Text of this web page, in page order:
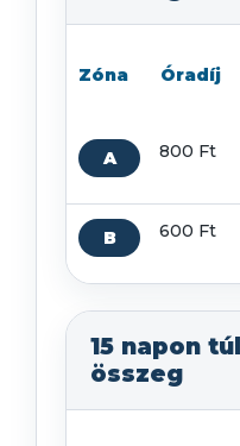
Zóna Óradíj
A 800 Ft
B 600 Ft
15 napon
összeg